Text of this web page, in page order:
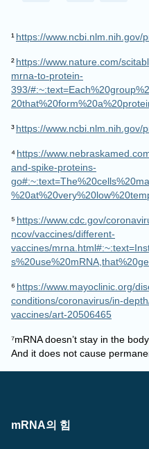
²https://www.nature.com/
393/
³https://www.ncbi.nlm.nih.gov/
⁴https://
⁵https://www.cdc.gov/
vaccines/
⁶https://www.mayoclinic.org/
vaccines/art-20506465
⁷mRNA doesn’t stay in the
mRNA의 힘